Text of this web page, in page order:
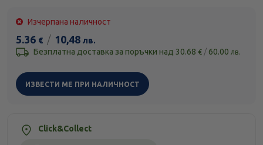
Изчерпана наличност
5.36 € / 10,48 лв.
Безплатна доставка за поръчки над 30.68 € / 60.00 лв.
ИЗВЕСТИ МЕ ПРИ НАЛИЧНОСТ
Click&Collect